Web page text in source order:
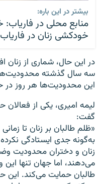
بیشتر در این باره:
منابع محلی در
خودکشی زنان در
در این حال، شماری از
سه سال گذشته
این محدودیت‌ها هر روز
لیمه امیری، یکی از فعالان
گفت:
«ظلم طالبان بر زنان تا
به‌گونه جدی ایستادگی
زنان و دختران محدودیت
می‌دهند، اما جهان تنها این
طالبان حمایت می‌کند. این